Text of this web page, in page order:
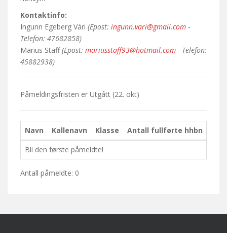
Kontaktinfo:
Ingunn Egeberg Vári (Epost: ingunn.vari@gmail.com -
Telefon: 47682858)
Marius Staff(Epost: mariusstaff93@hotmail.com - Telefon:
45882938)
Påmeldingsfristen er Utgått (22. okt)
Navn Kallenavn Klasse Antall fullførte hhbn
Bli den første påmeldte!
Antall påmeldte: 0